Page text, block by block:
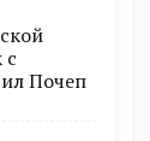
с
Почеп